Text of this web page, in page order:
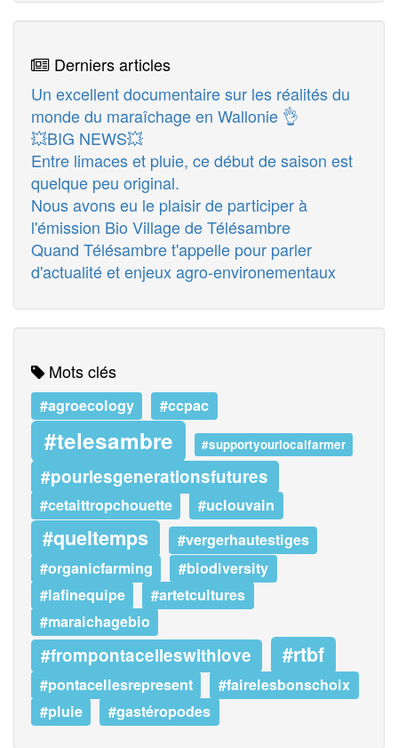
Derniers articles
Un excellent documentaire sur les réalités du
monde du maraîchage en Wallonie 👌
💥BIG NEWS💥
Entre limaces et pluie, ce début de saison est
quelque peu original.
Nous avons eu le plaisir de participer à
l'émission Bio Village de Télésambre
Quand Télésambre t'appelle pour parler
d'actualité et enjeux agro-environementaux
Mots clés
#agroecology #ccpac
#telesambre #supportyourlocalfarmer
#pourlesgenerationsfutures
#cetaittropchouette #uclouvain
#queltemps
#vergerhautestiges
#organicfarming
#biodiversity
#lafinequipe
#artetcultures
#maraichagebio
#frompontacelleswithlove #rtbf
#pontacellesrepresent
#fairelesbonschoix
#pluie
#gastéropodes